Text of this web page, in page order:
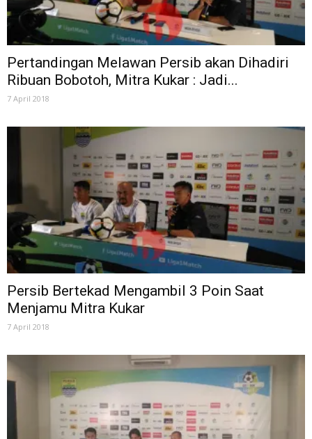
Pertandingan Melawan Persib akan Dihadiri
Ribuan Bobotoh, Mitra Kukar : Jadi...
7 April 2018
Persib Bertekad Mengambil 3 Poin Saat
Menjamu Mitra Kukar
7 April 2018